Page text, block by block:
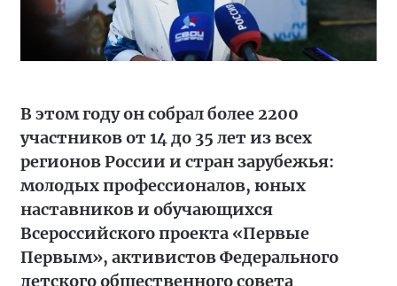
В этом году он собрал более 2200
участников от 14 до 35 лет из всех
регионов России и стран зарубежья:
молодых профессионалов, юных
наставников и обучающихся
Всероссийского проекта «Первые
Первым», активистов Федерального
детского общественного совета